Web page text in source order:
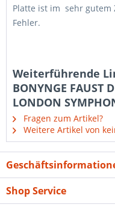
Platte ist im sehr gutem
Fehler.
Weiterführende
BONYNGE FAUST
LONDON
Fragen zum Artikel?
Weitere Artikel von
Shop Service